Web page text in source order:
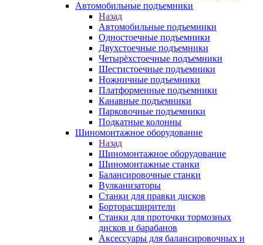
Автомобильные подъемники
Назад
Автомобильные подъемники
Одностоечные подъемники
Двухстоечные подъемники
Четырёхстоечные подъемники
Шестистоечные подъемники
Ножничные подъемники
Платформенные подъемники
Канавные подъемники
Парковочные подъемники
Подкатные колонны
Шиномонтажное оборудование
Назад
Шиномонтажное оборудование
Шиномонтажные станки
Балансировочные станки
Вулканизаторы
Станки для правки дисков
Борторасширители
Станки для проточки тормозных
дисков и барабанов
Аксессуары для балансировочных и